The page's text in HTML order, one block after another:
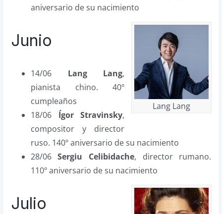
aniversario de su nacimiento
Lang Lang
Junio
14/06 Lang Lang,
pianista chino. 40º
cumpleaños
18/06 Ígor Stravinsky,
compositor y director
ruso. 140º aniversario de su nacimiento
28/06Sergiu Celibidache, director rumano.
110º aniversario de su nacimiento
Julio